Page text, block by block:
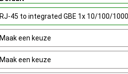
RJ-45 to integrated GBE 1x 10/100/1000
Maak een keuze
Maak een keuze